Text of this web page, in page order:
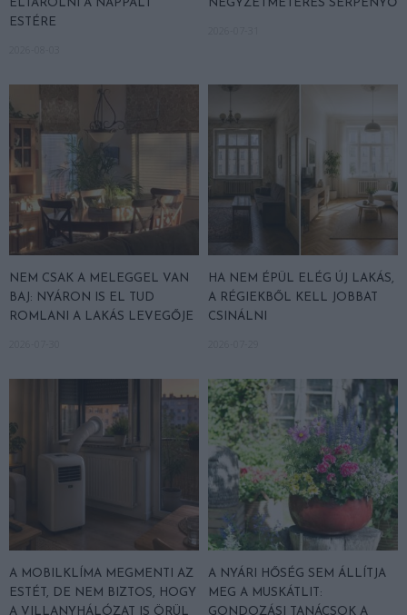
ELTÁROLNI A NAPPALT
ESTÉRE
NÉGYZETMÉTERES SERPENYŐ
NEM CSAK A MELEGGEL VAN
BAJ: NYÁRON IS EL TUD
ROMLANI A LAKÁS LEVEGŐJE
HA NEM ÉPÜL ELÉG ÚJ LAKÁS,
A RÉGIEKBŐL KELL JOBBAT
CSINÁLNI
A MOBILKLÍMA MEGMENTI AZ
ESTÉT, DE NEM BIZTOS, HOGY
A VILLANYHÁLÓZAT IS ÖRÜL
A NYÁRI HŐSÉG SEM ÁLLÍTJA
MEG A MUSKÁTLIT:
GONDOZÁSI TANÁCSOK A